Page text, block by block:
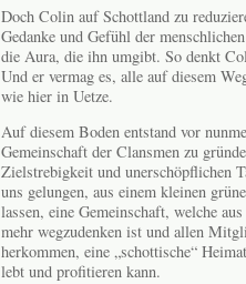
Doch Colin auf Schottland zu
Gedanke und Gefühl der
die Aura, die ihn umgibt. So denkt
Und er vermag es, alle auf diesem
wie hier in Uetze.
Auf diesem Boden entstand vor
Gemeinschaft der Clansmen zu
Zielstrebigkeit und unerschöpflichen
uns gelungen, aus einem kleinen
lassen, eine Gemeinschaft, welche
mehr wegzudenken ist und allen
herkommen, eine „schottische“
lebt und profitieren kann.